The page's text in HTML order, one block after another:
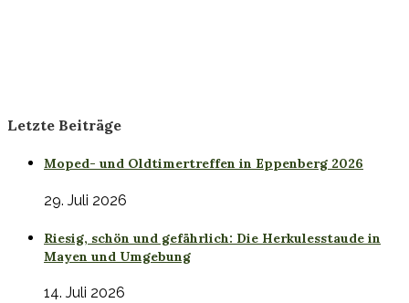
Letzte Beiträge
Moped- und Oldtimertreffen in Eppenberg 2026
29. Juli 2026
Riesig, schön und gefährlich: Die Herkulesstaude in
Mayen und Umgebung
14. Juli 2026